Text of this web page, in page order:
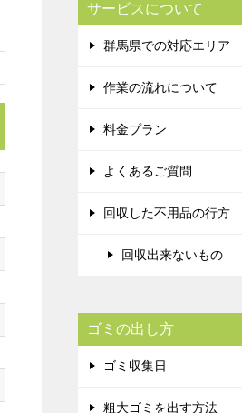
サービスについて
群馬県での対応エリア
作業の流れについて
料金プラン
よくあるご質問
回収した不用品の行方
回収出来ないもの
ゴミの出し方
ゴミ収集日
粗大ゴミを出す方法